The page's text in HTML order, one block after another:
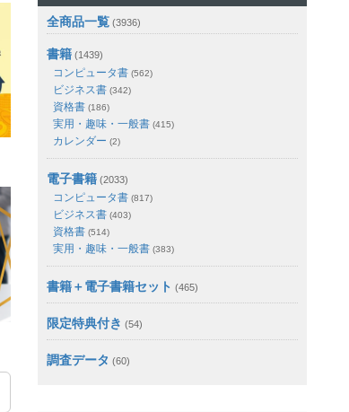
全商品一覧 (3936)
書籍 (1439)
コンピュータ書 (562)
ビジネス書 (342)
資格書 (186)
実用・趣味・一般書 (415)
カレンダー (2)
電子書籍 (2033)
コンピュータ書 (817)
ビジネス書 (403)
資格書 (514)
実用・趣味・一般書 (383)
書籍＋電子書籍セット (465)
限定特典付き (54)
調査データ (60)